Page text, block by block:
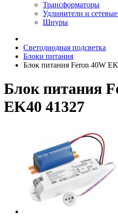
Трансформаторы
Удлинители и
Шнуры
Светодиодная подсветка
Блоки питания
Блок питания Feron 40W
Блок питания
EK40 41327